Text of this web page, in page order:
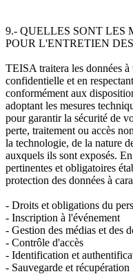
9.- QUELLES SONT LES
POUR L'ENTRETIEN
TEISA traitera les données
confidentielle et en
conformément aux
adoptant les mesures
pour garantir la sécurité de
perte, traitement ou accès
la technologie, de la nature
auxquels ils sont exposés.
pertinentes et obligatoires
protection des données à
- Droits et obligations du
- Inscription à l'événement
- Gestion des médias et des
- Contrôle d'accès
- Identification et
- Sauvegarde et récupération